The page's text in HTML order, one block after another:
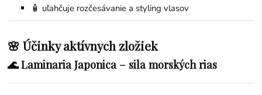
🧴 uľahčuje rozčesávanie a styling vlasov
🌸 Účinky aktívnych zložiek
🌊 Laminaria Japonica – sila morských rias